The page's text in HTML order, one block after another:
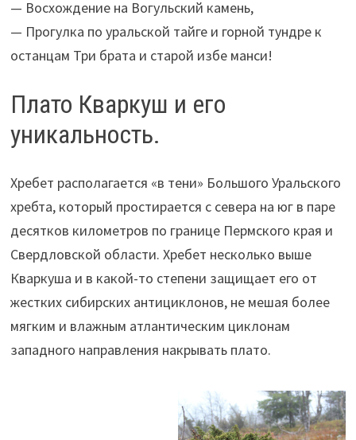
— Восхождение на Вогульский камень,
— Прогулка по уральской тайге и горной тундре к
останцам Три брата и старой избе манси!
Плато Кваркуш и его
уникальность.
Хребет располагается «в тени» Большого Уральского
хребта, который простирается с севера на юг в паре
десятков километров по границе Пермского края и
Свердловской области. Хребет несколько выше
Кваркуша и в какой-то степени защищает его от
жестких сибирских антициклонов, не мешая более
мягким и влажным атлантическим циклонам
западного направления накрывать плато.